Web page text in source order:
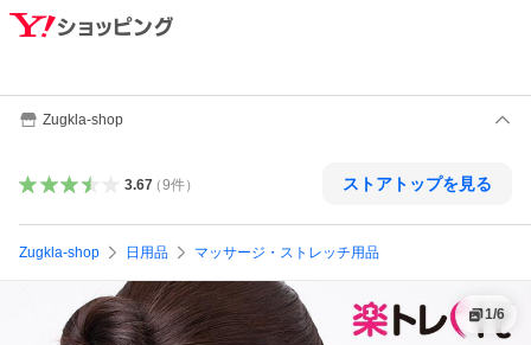
Zugkla-shop
3.67（9件） ストアトップを見る
Zugkla-shop 日用品 マッサージ・ストレッチ用品
1/6